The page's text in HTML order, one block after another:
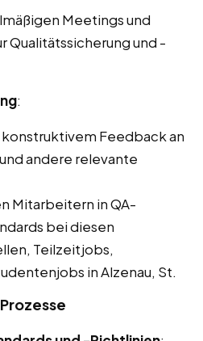
Meetings und
Qualitätssicherung und -
:
Feedback an
andere relevante
Mitarbeitern in QA-
bei diesen
Teilzeitjobs,
in Alzenau, St.